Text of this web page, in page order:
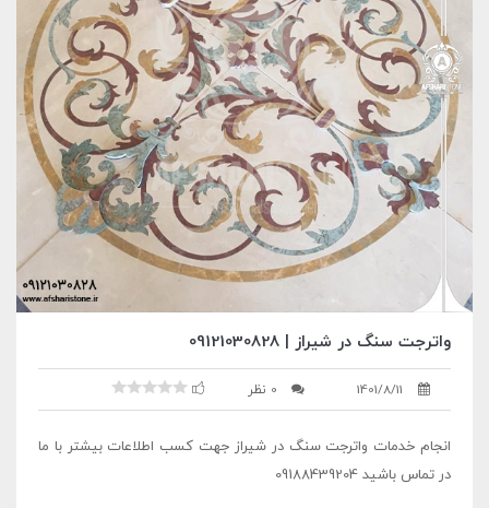
واترجت سنگ در شیراز | 09121030828
1401/8/11 0 نظر
انجام خدمات واترجت سنگ در شیراز جهت کسب اطلاعات بیشتر با ما
در تماس باشید 09188439204